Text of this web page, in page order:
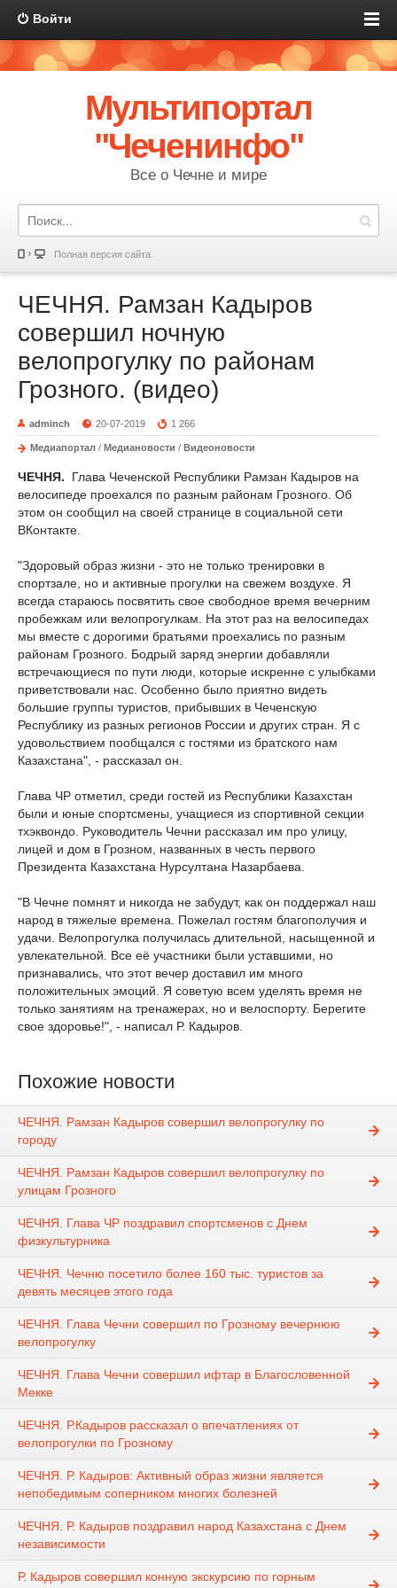
Войти
Мультипортал
"Чеченинфо"
Все о Чечне и мире
Полная версия сайта
ЧЕЧНЯ. Рамзан Кадыров
совершил ночную
велопрогулку по районам
Грозного. (видео)
adminch 20-07-2019 1 266
Медиапортал / Медиановости / Видеоновости
ЧЕЧНЯ.
Глава Чеченской Республики Рамзан Кадыров на
велосипеде проехался по разным районам Грозного. Об
этом он сообщил на своей странице в социальной сети
ВКонтакте.
"Здоровый образ жизни - это не только тренировки в
спортзале, но и активные прогулки на свежем воздухе. Я
всегда стараюсь посвятить свое свободное время вечерним
пробежкам или велопрогулкам. На этот раз на велосипедах
мы вместе с дорогими братьями проехались по разным
районам Грозного. Бодрый заряд энергии добавляли
встречающиеся по пути люди, которые искренне с улыбками
приветствовали нас. Особенно было приятно видеть
большие группы туристов, прибывших в Чеченскую
Республику из разных регионов России и других стран. Я с
удовольствием пообщался с гостями из братского нам
Казахстана", - рассказал он.
Глава ЧР отметил, среди гостей из Республики Казахстан
были и юные спортсмены, учащиеся из спортивной секции
тхэквондо. Руководитель Чечни рассказал им про улицу,
лицей и дом в Грозном, названных в честь первого
Президента Казахстана Нурсултана Назарбаева.
"В Чечне помнят и никогда не забудут, как он поддержал наш
народ в тяжелые времена. Пожелал гостям благополучия и
удачи. Велопрогулка получилась длительной, насыщенной и
увлекательной. Все её участники были уставшими, но
признавались, что этот вечер доставил им много
положительных эмоций. Я советую всем уделять время не
только занятиям на тренажерах, но и велоспорту. Берегите
свое здоровье!", - написал Р. Кадыров.
Похожие новости
ЧЕЧНЯ. Рамзан Кадыров совершил велопрогулку по
городу
ЧЕЧНЯ. Рамзан Кадыров совершил велопрогулку по
улицам Грозного
ЧЕЧНЯ. Глава ЧР поздравил спортсменов с Днем
физкультурника
ЧЕЧНЯ. Чечню посетило более 160 тыс. туристов за
девять месяцев этого года
ЧЕЧНЯ. Глава Чечни совершил по Грозному вечернюю
велопрогулку
ЧЕЧНЯ. Глава Чечни совершил ифтар в Благословенной
Мекке
ЧЕЧНЯ. Р.Кадыров рассказал о впечатлениях от
велопрогулки по Грозному
ЧЕЧНЯ. Р. Кадыров: Активный образ жизни является
непобедимым соперником многих болезней
ЧЕЧНЯ. Р. Кадыров поздравил народ Казахстана с Днем
независимости
Р. Кадыров совершил конную экскурсию по горным